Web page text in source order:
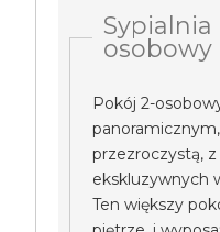
Sypialnia
osobowy
Pokój 2-
przezroczystą,
ekskluzywnych
Ten większy